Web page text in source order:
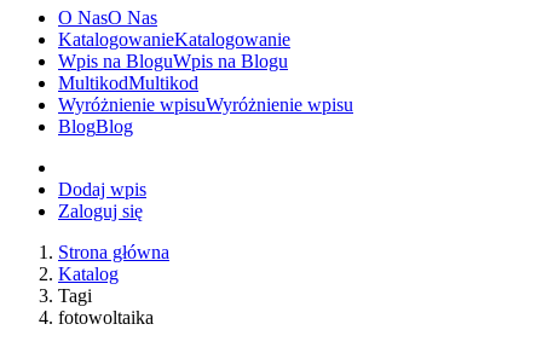
O NasO Nas
KatalogowanieKatalogowanie
Wpis na BloguWpis na Blogu
MultikodMultikod
Wyróżnienie wpisuWyróżnienie wpisu
BlogBlog
Dodaj wpis
Zaloguj się
Strona główna
Katalog
Tagi
fotowoltaika